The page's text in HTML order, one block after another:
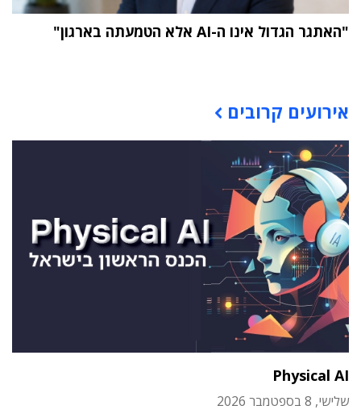
"האתגר הגדול אינו ה-AI אלא הטמעתה בארגון"
אירועים קרובים
Physical AI
שלישי, 8 בספטמבר 2026